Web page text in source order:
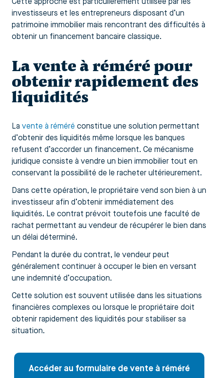
Cette approche est particulièrement utilisée par les
investisseurs et les entrepreneurs disposant d’un
patrimoine immobilier mais rencontrant des difficultés à
obtenir un financement bancaire classique.
La vente à réméré pour
obtenir rapidement des
liquidités
La vente à réméré constitue une solution permettant
d’obtenir des liquidités même lorsque les banques
refusent d’accorder un financement. Ce mécanisme
juridique consiste à vendre un bien immobilier tout en
conservant la possibilité de le racheter ultérieurement.
Dans cette opération, le propriétaire vend son bien à un
investisseur afin d’obtenir immédiatement des
liquidités. Le contrat prévoit toutefois une faculté de
rachat permettant au vendeur de récupérer le bien dans
un délai déterminé.
Pendant la durée du contrat, le vendeur peut
généralement continuer à occuper le bien en versant
une indemnité d’occupation.
Cette solution est souvent utilisée dans les situations
financières complexes ou lorsque le propriétaire doit
obtenir rapidement des liquidités pour stabiliser sa
situation.
Accéder au formulaire de vente à réméré